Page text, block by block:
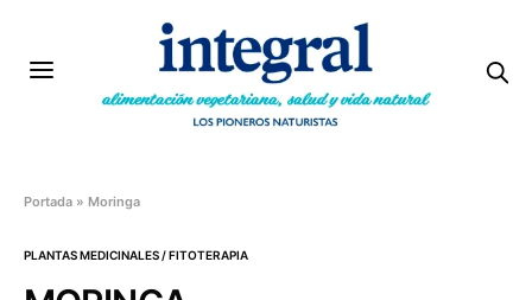
Portada » Moringa
PLANTAS MEDICINALES / FITOTERAPIA